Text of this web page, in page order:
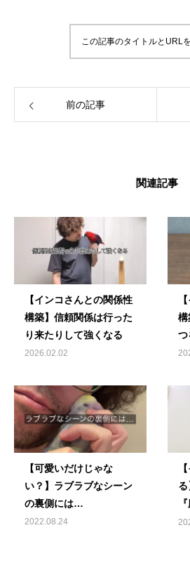
に、生きていく」
える生活を愛鳥家
この記事のタイトルとURL
前の記事
関連記事
【インコさんとの関係性
構築】信頼関係は行った
り来たりして強くなる
2026.02.02
構
つ
【可愛いだけじゃな
い？】ラブラブなシーン
の裏側には…
2022.08.24
手